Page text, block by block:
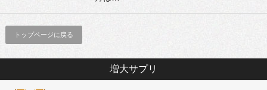
トップページに戻る
増大サプリ